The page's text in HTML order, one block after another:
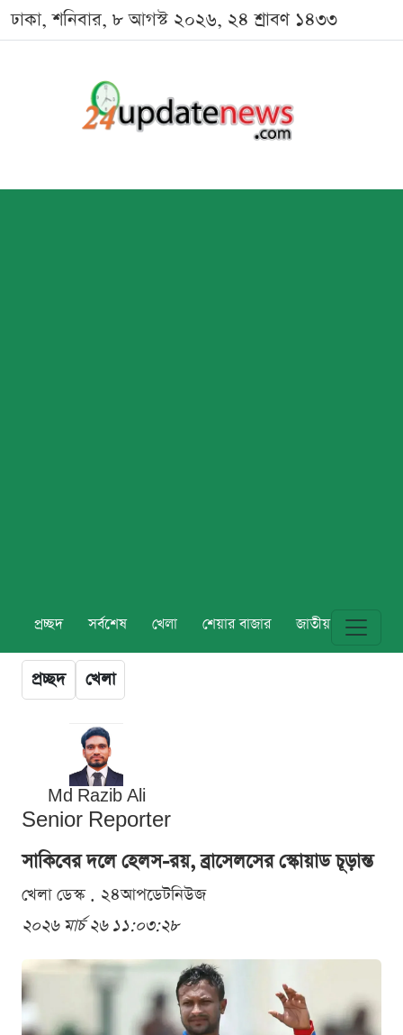
ঢাকা, শনিবার, ৮ আগস্ট ২০২৬, ২৪ শ্রাবণ ১৪৩৩
প্রচ্ছদ সর্বশেষ খেলা শেয়ার বাজার জাতীয় বিশ্ব
প্রচ্ছদ খেলা
Md Razib Ali
Senior Reporter
সাকিবের দলে হেলস-রয়, ব্রাসেলসের স্কোয়াড চূড়ান্ত
খেলা ডেস্ক . ২৪আপডেটনিউজ
২০২৬ মার্চ ২৬ ১১:০৩:২৮